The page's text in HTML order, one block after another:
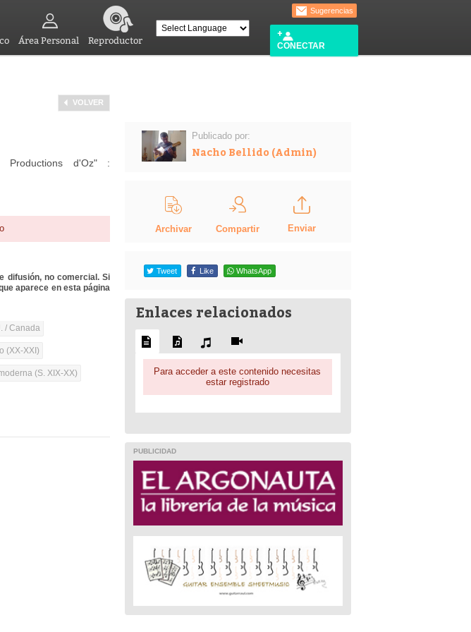
Área Personal Reproductor
Sugerencias
CONECTAR
VOLVER
d'Oz" :
difusión, no comercial. Si
aparece en esta página
/ Canada
(XX-XXI)
(S. XIX-XX)
Publicado por:
Nacho Bellido (Admin)
Archivar Compartir Enviar
Tweet Like WhatsApp
Enlaces relacionados
Para acceder a este contenido necesitas
estar registrado
PUBLICIDAD